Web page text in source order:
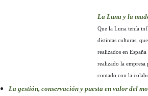
La Luna y la
Que la Luna tenía
distintas culturas,
realizados en
realizado la
contado con la
La gestión, conservación y puesta en valor del